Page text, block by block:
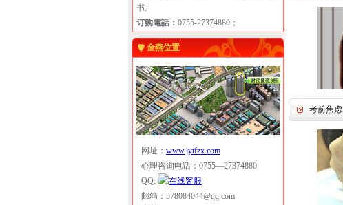
书。
订购電話： 0755-27374880；
金燕位置
网址： www.jytfzx.com
心理咨询电话：0755—27374880
QQ:
邮箱：578084044@qq.com
考前焦虑